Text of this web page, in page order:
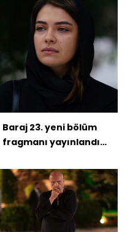
Baraj 23. yeni bölüm
fragmanı yayınlandı